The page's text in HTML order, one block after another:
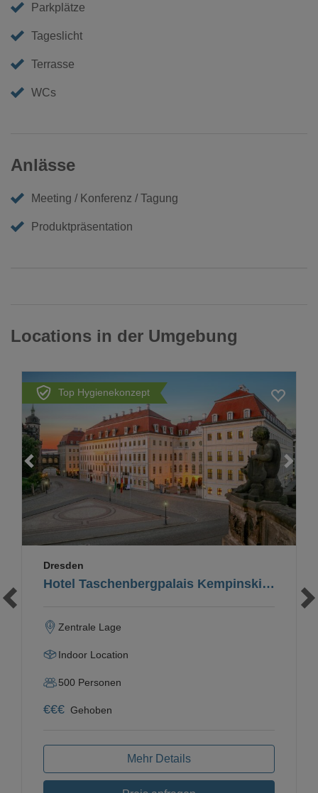
Parkplätze
Tageslicht
Terrasse
WCs
Anlässe
Meeting / Konferenz / Tagung
Produktpräsentation
Locations in der Umgebung
Top Hygienekonzept
Loading...
Hotel Taschenbergpalais Kempinski Dresden
Dresden
Zentrale Lage
Indoor Location
500 Personen
€€€ Gehoben
Mehr Details